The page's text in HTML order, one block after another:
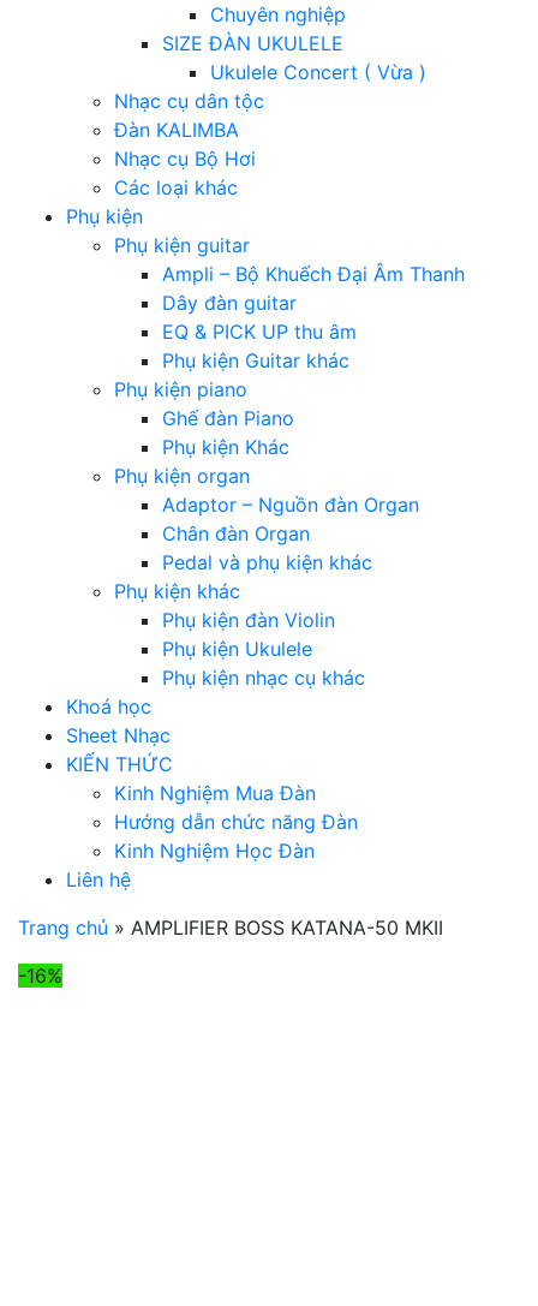
Chuyên nghiệp
SIZE ĐÀN UKULELE
Ukulele Concert ( Vừa )
Nhạc cụ dân tộc
Đàn KALIMBA
Nhạc cụ Bộ Hơi
Các loại khác
Phụ kiện
Phụ kiện guitar
Ampli – Bộ Khuếch Đại Âm Thanh
Dây đàn guitar
EQ & PICK UP thu âm
Phụ kiện Guitar khác
Phụ kiện piano
Ghế đàn Piano
Phụ kiện Khác
Phụ kiện organ
Adaptor – Nguồn đàn Organ
Chân đàn Organ
Pedal và phụ kiện khác
Phụ kiện khác
Phụ kiện đàn Violin
Phụ kiện Ukulele
Phụ kiện nhạc cụ khác
Khoá học
Sheet Nhạc
KIẾN THỨC
Kinh Nghiệm Mua Đàn
Hướng dẫn chức năng Đàn
Kinh Nghiệm Học Đàn
Liên hệ
Trang chủ » AMPLIFIER BOSS KATANA-50 MKII
-16%